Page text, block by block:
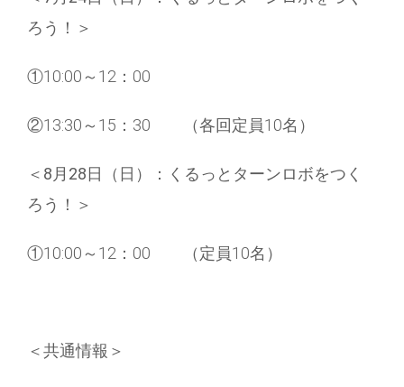
ろう！ ＞
①10:00～12：00
②13:30～15：30 （各回定員10名）
＜8月28日（日）：くるっとターンロボをつく
ろう！＞
①10:00～12：00 （定員10名）
＜共通情報＞